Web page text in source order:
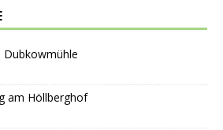
am Höllberghof